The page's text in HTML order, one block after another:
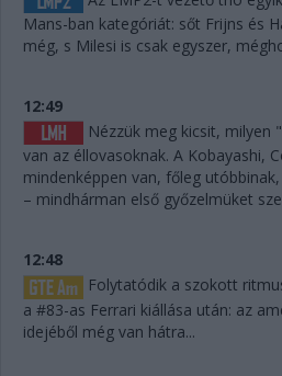
Mans-ban kategóriát: sőt Frijns és
még, s Milesi is csak egyszer,
12:49
Nézzük meg kicsit, milyen
van az éllovasoknak. A Kobayashi,
mindenképpen van, főleg
– mindhárman első győzelmüket
12:48
Folytatódik a szokott
a #83-as Ferrari kiállása után: az
idejéből még van hátra...